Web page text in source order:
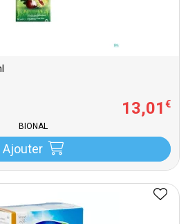
13,01€
BIONAL
Ajouter